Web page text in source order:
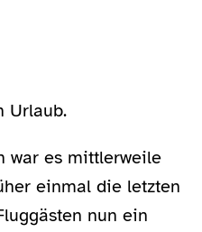
Urlaub.
war es mittlerweile
einmal die letzten
nun ein